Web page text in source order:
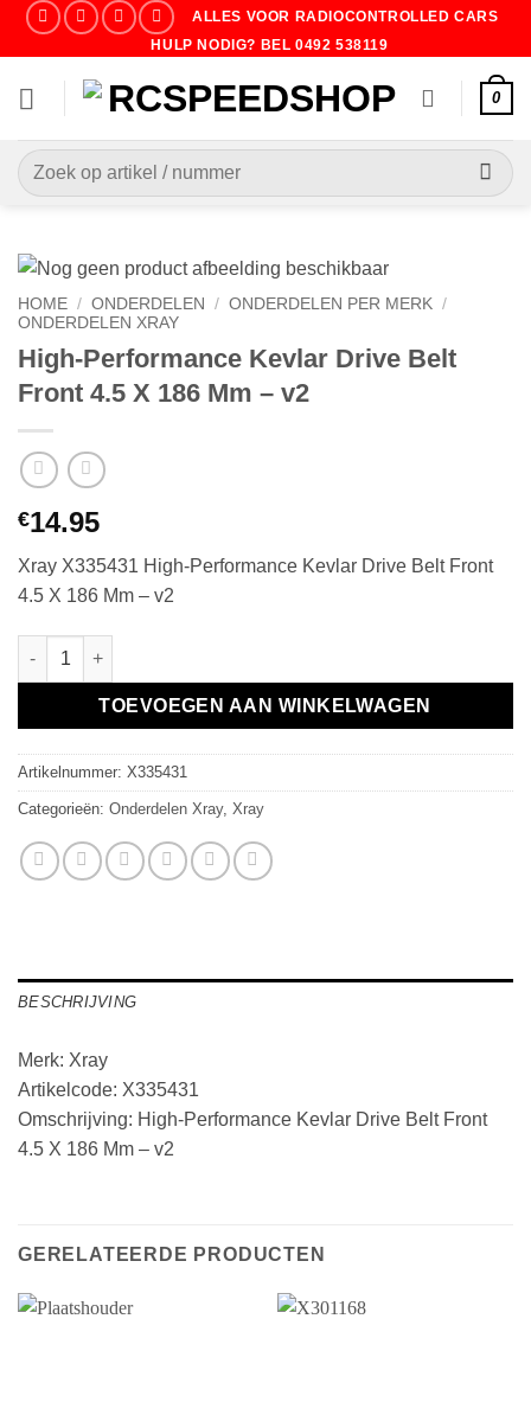
ALLES VOOR RADIOCONTROLLED CARS
HULP NODIG? BEL 0492 538119
0
Zoeken
naar:
HOME / ONDERDELEN / ONDERDELEN PER MERK /
ONDERDELEN XRAY
High-Performance Kevlar Drive Belt
Front 4.5 X 186 Mm – v2
€14.95
Xray X335431 High-Performance Kevlar Drive Belt Front
4.5 X 186 Mm – v2
High-Performance Kevlar Drive Belt Front 4.5 X 186 Mm - v2
TOEVOEGEN AAN WINKELWAGEN
Artikelnummer: X335431
Categorieën: Onderdelen Xray, Xray
BESCHRIJVING
Merk: Xray
Artikelcode: X335431
Omschrijving: High-Performance Kevlar Drive Belt Front
4.5 X 186 Mm – v2
GERELATEERDE PRODUCTEN